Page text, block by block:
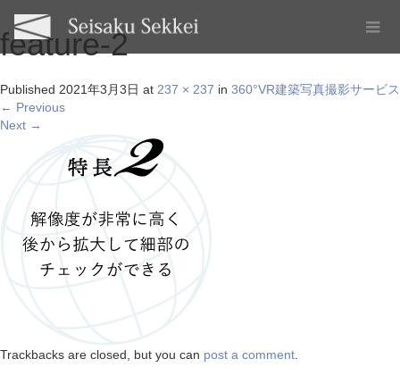
feature-2
Published 2021年3月3日 at 237 × 237 in 360°VR建築写真撮影サービス
← Previous
Next →
Trackbacks are closed, but you can post a comment